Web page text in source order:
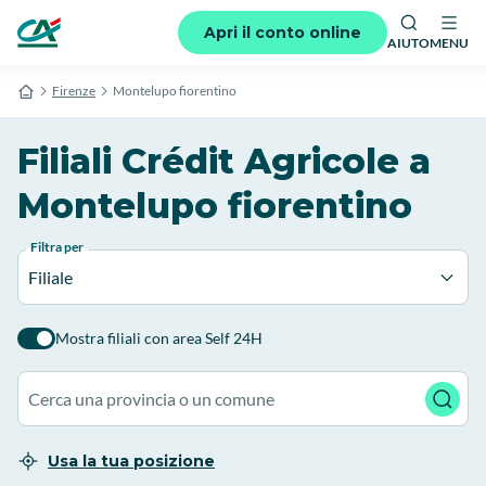
Apri il conto online
AIUTOMENU
Firenze Montelupo fiorentino
Filiali Crédit Agricole a
Montelupo fiorentino
Filtra per
Filiale
Mostra filiali con area Self 24H
Usa la tua posizione